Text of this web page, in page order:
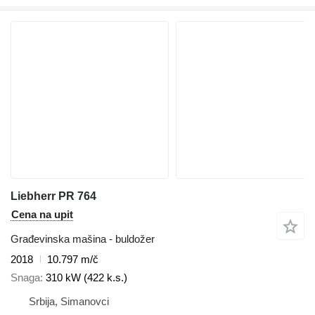
Liebherr PR 764
Cena na upit
Građevinska mašina - buldožer
2018
10.797 m/č
Snaga 310 kW (422 k.s.)
Srbija, Simanovci